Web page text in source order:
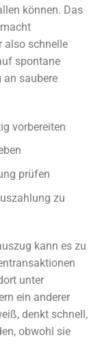
können. Das
also schnelle
spontane
an saubere
vorbereiten
prüfen
zu
kann es zu
unter
ein anderer
denkt schnell,
obwohl sie